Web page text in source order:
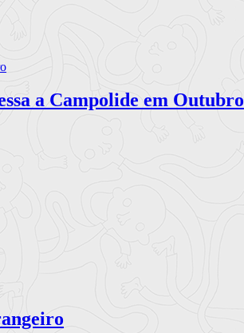
a Campolide em Outubro